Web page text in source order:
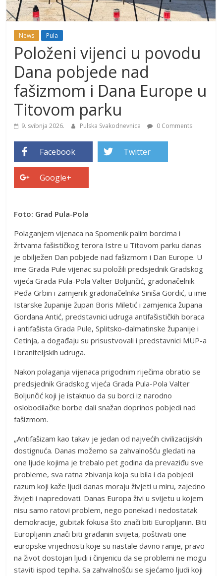
News Pula
Položeni vijenci u povodu
Dana pobjede nad
fašizmom i Dana Europe u
Titovom parku
9. svibnja 2026. Pulska Svakodnevnica 0 Comments
Facebook Twitter
Google+
Foto: Grad Pula-Pola
Polaganjem vijenaca na Spomenik palim borcima i
žrtvama fašističkog terora Istre u Titovom parku danas
je obilježen Dan pobjede nad fašizmom i Dan Europe. U
ime Grada Pule vijenac su položili predsjednik Gradskog
vijeća Grada Pula-Pola Valter Boljunčić, gradonačelnik
Peđa Grbin i zamjenik gradonačelnika Siniša Gordić, u ime
Istarske županije župan Boris Miletić i zamjenica župana
Gordana Antić, predstavnici udruga antifašističkih boraca
i antifašista Grada Pule, Splitsko-dalmatinske županije i
Cetinja, a događaju su prisustvovali i predstavnici MUP-a
i braniteljskih udruga.
Nakon polaganja vijenaca prigodnim riječima obratio se
predsjednik Gradskog vijeća Grada Pula-Pola Valter
Boljunčić koji je istaknuo da su borci iz narodno
oslobodilačke borbe dali snažan doprinos pobjedi nad
fašizmom.
„Antifašizam kao takav je jedan od najvećih civilizacijskih
dostignuća. Danas možemo sa zahvalnošću gledati na
one ljude kojima je trebalo pet godina da prevaziđu sve
probleme, sva ratna zbivanja koja su bila i da pobjedi
razum koji kaže ljudi danas moraju živjeti u miru, zajedno
živjeti i napredovati. Danas Europa živi u svijetu u kojem
nisu samo ratovi problem, nego ponekad i nedostatak
demokracije, gubitak fokusa što znači biti Europljanin. Biti
Europljanin znači biti građanin svijeta, poštivati one
europske vrijednosti koje su nastale davno ranije, pravo
na život dostojan ljudi i činjenicu da se problemi ne mogu
staviti ispod tepiha. Sa zahvalnošću se sjećamo ljudi koji